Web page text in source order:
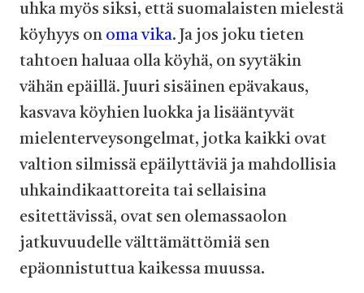
uhka myös siksi, että suomalaisten mielestä
köyhyys on oma vika. Ja jos joku tieten
tahtoen haluaa olla köyhä, on syytäkin
vähän epäillä. Juuri sisäinen epävakaus,
kasvava köyhien luokka ja lisääntyvät
mielenterveysongelmat, jotka kaikki ovat
valtion silmissä epäilyttäviä ja mahdollisia
uhkaindikaattoreita tai sellaisina
esitettävissä, ovat sen olemassaolon
jatkuvuudelle välttämättömiä sen
epäonnistuttua kaikessa muussa.